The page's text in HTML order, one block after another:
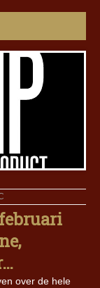
over de hele